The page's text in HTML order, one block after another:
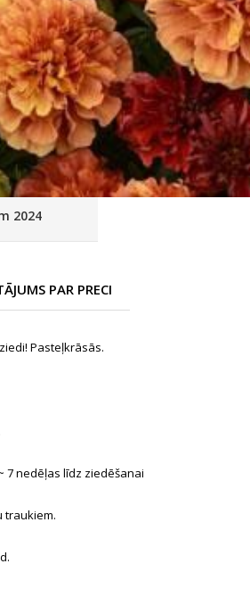
audzēšanai(72)
arī
2024
PAR PRECI
Pasteļkrāsās.
7 nedēļas līdz ziedēšanai
traukiem.